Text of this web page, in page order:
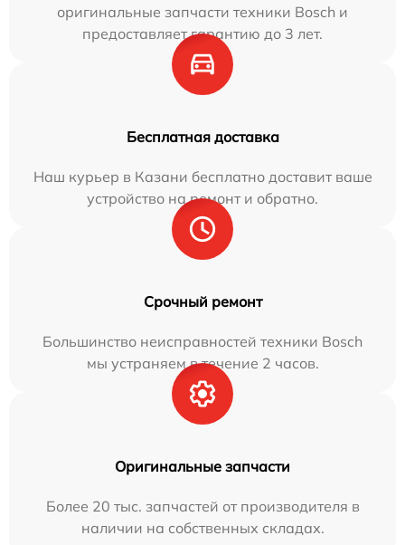
оригинальные запчасти техники Bosch и
предоставляет гарантию до 3 лет.
Бесплатная доставка
Наш курьер в Казани бесплатно доставит ваше
устройство на ремонт и обратно.
Срочный ремонт
Большинство неисправностей техники Bosch
мы устраняем в течение 2 часов.
Оригинальные запчасти
Более 20 тыс. запчастей от производителя в
наличии на собственных складах.